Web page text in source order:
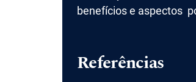
benefícios e aspectos
Referências